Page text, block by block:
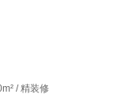
/ 精装修